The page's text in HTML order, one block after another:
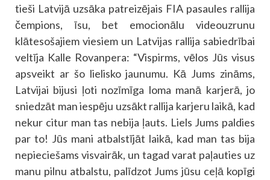
tieši Latvijā uzsāka patreizējais FIA pasaules rallija
čempions, īsu, bet emocionālu videouzrunu
klātesošajiem viesiem un Latvijas rallija sabiedrībai
veltīja Kalle Rovanpera: “Vispirms, vēlos Jūs visus
apsveikt ar šo lielisko jaunumu. Kā Jums zināms,
Latvijai bijusi ļoti nozīmīga loma manā karjerā, jo
sniedzāt man iespēju uzsākt rallija karjeru laikā, kad
nekur citur man tas nebija ļauts. Liels Jums paldies
par to! Jūs mani atbalstījāt laikā, kad man tas bija
nepieciešams visvairāk, un tagad varat paļauties uz
manu pilnu atbalstu, palīdzot Jums jūsu ceļā kopīgi